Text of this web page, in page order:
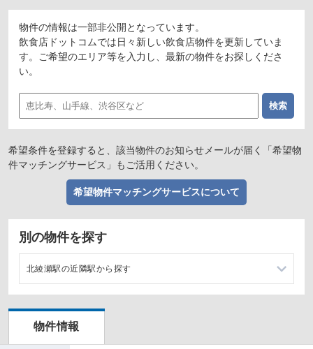
物件の情報は一部非公開となっています。
飲食店ドットコムでは日々新しい飲食店物件を更新していま
す。ご希望のエリア等を入力し、最新の物件をお探しくださ
い。
希望条件を登録すると、該当物件のお知らせメールが届く「希望物
件マッチングサービス」もご活用ください。
希望物件マッチングサービスについて
別の物件を探す
北綾瀬駅の近隣駅から探す
北千住駅の店舗物件・貸店舗・テナント一覧
物件情報